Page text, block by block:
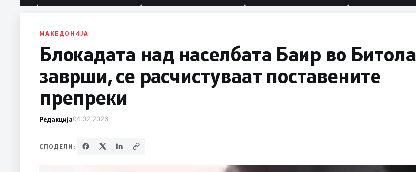
МАКЕДОНИЈА
Блокадата над населбата Баир во Битола
заврши, се расчистуваат поставените
препреки
Редакција04.02.2026
СПОДЕЛИ: